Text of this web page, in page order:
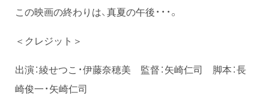
この映画の終わりは、真夏の午後・・・。
＜クレジット＞
出演：綾せつこ・伊藤奈穂美 監督：矢崎仁司 脚本：長
崎俊一・矢崎仁司